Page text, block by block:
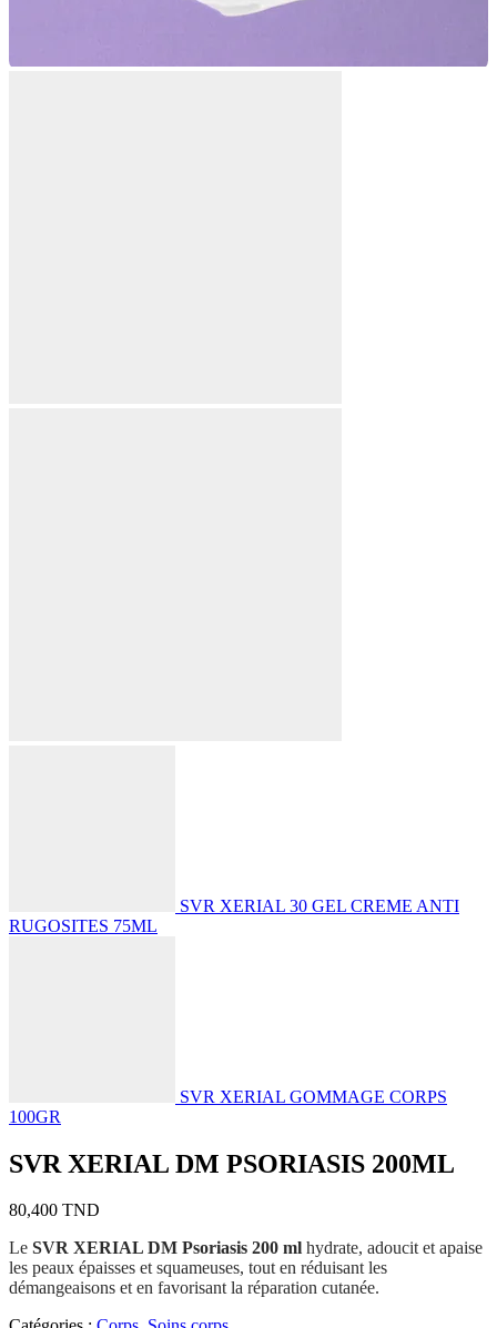
SVR XERIAL 30 GEL CREME ANTI
RUGOSITES 75ML
SVR XERIAL GOMMAGE CORPS
100GR
SVR XERIAL DM PSORIASIS 200ML
80,400 TND
Le SVR XERIAL DM Psoriasis 200 ml hydrate, adoucit et apaise
les peaux épaisses et squameuses, tout en réduisant les
démangeaisons et en favorisant la réparation cutanée.